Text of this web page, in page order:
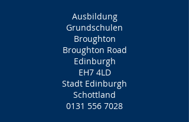
Ausbildung
Grundschulen
Broughton
Broughton Road
Edinburgh
EH7 4LD
Stadt Edinburgh
Schottland
0131 556 7028